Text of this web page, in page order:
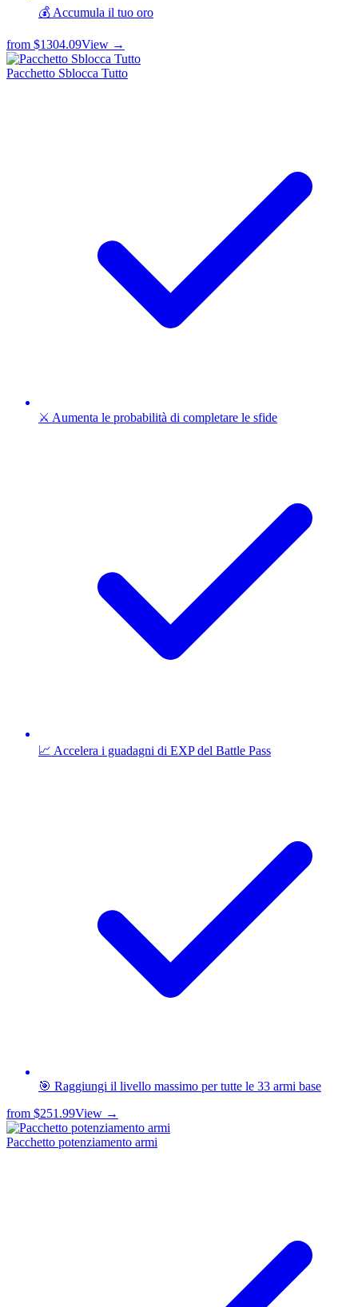
💰 Accumula il tuo oro
from $1304.09View →
Pacchetto Sblocca Tutto
⚔️ Aumenta le probabilità di completare le sfide
📈 Accelera i guadagni di EXP del Battle Pass
🎯 Raggiungi il livello massimo per tutte le 33 armi base
from $251.99View →
Pacchetto potenziamento armi